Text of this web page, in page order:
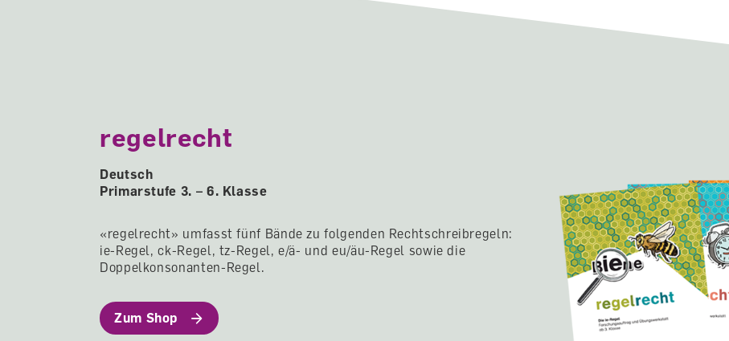
regelrecht
Deutsch
Primarstufe 3. – 6. Klasse
«regelrecht» umfasst fünf Bände zu folgenden Rechtschreibregeln:
ie-Regel, ck-Regel, tz-Regel, e/ä- und eu/äu-Regel sowie die
Doppelkonsonanten-Regel.
Zum Shop